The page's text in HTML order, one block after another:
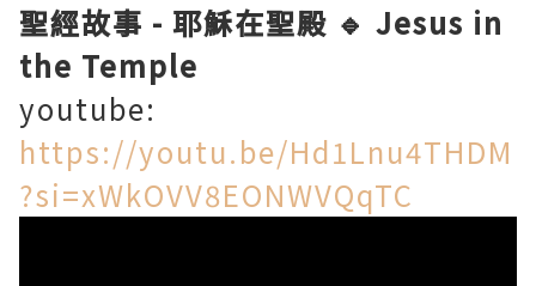
聖經故事 - 耶穌在聖殿 🔹 Jesus in
the Temple
youtube:
https://youtu.be/Hd1Lnu4THDM
?si=xWkOVV8EONWVQqTC